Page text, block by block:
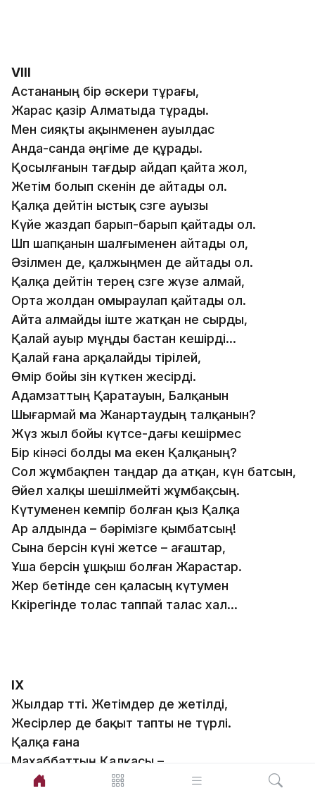
VІІІ
Астананың бір әскери тұрағы,
Жарас қазір Алматыда тұрады.
Мен сияқты ақынменен ауылдас
Анда-санда әңгіме де құрады.
Қосылғанын тағдыр айдап қайта жол,
Жетім болып өскенін де айтады ол.
Қалқа дейтін ыстық сөзге ауызы
Күйе жаздап барып-барып қайтады ол.
Шөп шапқанын шалғыменен айтады ол,
Әзілмен де, қалжыңмен де айтады ол.
Қалқа дейтін терең сөзге жүзе алмай,
Орта жолдан омыраулап қайтады ол.
Айта алмайды іште жатқан не сырды,
Қалай ауыр мұңды бастан кешірді…
Қалай ғана арқалайды тірілей,
Өмір бойы өзін күткен жесірді.
Адамзаттың Қаратауын, Балқанын
Шығармай ма Жанартаудың талқанын?
Жүз жыл бойы күтсе-дағы кешірмес
Бір кінәсі болды ма екен Қалқаның?
Сол жұмбақпен таңдар да атқан, күн батсын,
Әйел халқы шешілмейті жұмбақсың.
Күтуменен кемпір болған қыз Қалқа
Ар алдында – бәрімізге қымбатсың!
Сына берсін күні жетсе – ағаштар,
Ұша берсін ұшқыш болған Жарастар.
Жер бетінде сен қаласың күтумен
Көкірегінде толас таппай талас хал…
ІХ
Жылдар өтті. Жетімдер де жетілді,
Жесірлер де бақыт тапты не түрлі.
Қалқа ғана
Махаббаттың Қалқасы –
Өз Жарасын күтіп жүрген секілді.